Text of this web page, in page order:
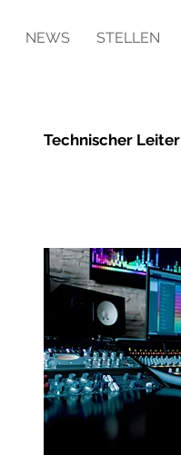
NEWS STELLEN
Technischer Leiter